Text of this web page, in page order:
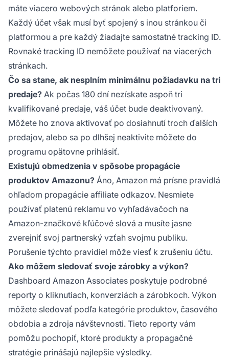
máte viacero webových stránok alebo platforiem.
Každý účet však musí byť spojený s inou stránkou či
platformou a pre každý žiadajte samostatné tracking ID.
Rovnaké tracking ID nemôžete používať na viacerých
stránkach.
Čo sa stane, ak nesplním minimálnu požiadavku na tri
predaje? Ak počas 180 dní nezískate aspoň tri
kvalifikované predaje, váš účet bude deaktivovaný.
Môžete ho znova aktivovať po dosiahnutí troch ďalších
predajov, alebo sa po dlhšej neaktivite môžete do
programu opätovne prihlásiť.
Existujú obmedzenia v spôsobe propagácie
produktov Amazonu? Áno, Amazon má prísne pravidlá
ohľadom propagácie affiliate odkazov. Nesmiete
používať platenú reklamu vo vyhľadávačoch na
Amazon-značkové kľúčové slová a musíte jasne
zverejniť svoj partnerský vzťah svojmu publiku.
Porušenie týchto pravidiel môže viesť k zrušeniu účtu.
Ako môžem sledovať svoje zárobky a výkon?
Dashboard Amazon Associates poskytuje podrobné
reporty o kliknutiach, konverziách a zárobkoch. Výkon
môžete sledovať podľa kategórie produktov, časového
obdobia a zdroja návštevnosti. Tieto reporty vám
pomôžu pochopiť, ktoré produkty a propagačné
stratégie prinášajú najlepšie výsledky.